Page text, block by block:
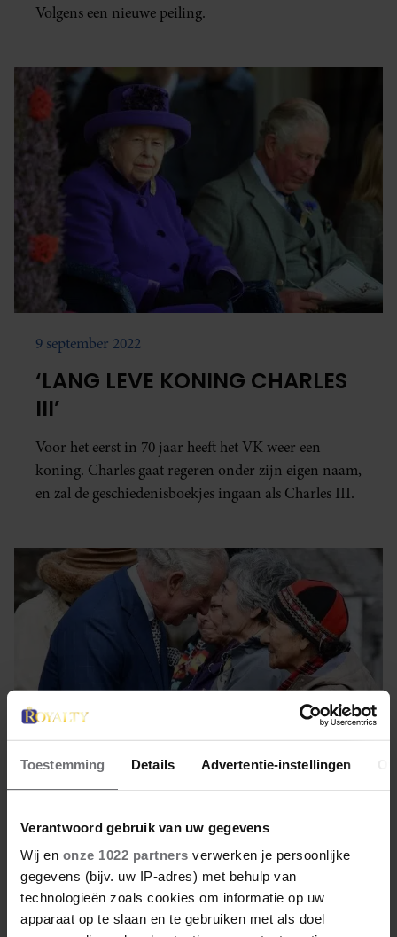
Toestemming Details Advertentie-instellingen
Verantwoord gebruik van uw gegevens
Wij en onze 1022 partners verwerken je persoonlijke
gegevens (bijv. uw IP-adres) met behulp van
technologieën zoals cookies om informatie op uw
apparaat op te slaan en te gebruiken met als doel
Volgens een nieuwe peiling.
9 september 2022
‘LANG LEVE KONING CHARLES
III’
Voor het eerst in 70 jaar heeft het VK weer een
koning. Charles gaat regeren onder zijn eigen naam,
en zal de geschiedenisboekjes ingaan als Charles III.
21 augustus 2022
LEKKER! RUIKEN NAAR DE TUIN
VAN CHARLES
Prins van Wales lanceert parfum.